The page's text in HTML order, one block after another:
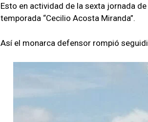
p
p
o
k
m
tir
Esto en actividad de la sexta jornada
temporada “Cecilio Acosta Miranda”.
Así el monarca defensor rompió